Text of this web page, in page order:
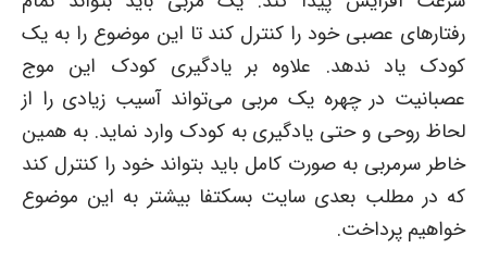
رفتارهای عصبی خود را کنترل کند تا این موضوع را به یک
کودک یاد ندهد. علاوه بر یادگیری کودک این موج
عصبانیت در چهره یک مربی می‌تواند آسیب زیادی را از
لحاظ روحی و حتی یادگیری به کودک وارد نماید. به همین
خاطر سرمربی به صورت کامل باید بتواند خود را کنترل کند
که در مطلب بعدی سایت بسکتفا بیشتر به این موضوع
خواهیم پرداخت.